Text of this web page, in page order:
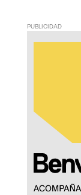
PUBLICIDAD